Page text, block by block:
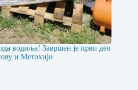
водиља! Завршен је први део
и Метохији